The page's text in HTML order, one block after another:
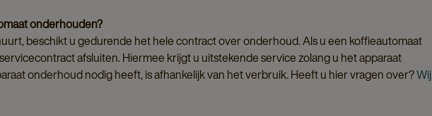
onderhouden?
beschikt u gedurende het hele contract over onderhoud. Als u een koffieautomaat
afsluiten. Hiermee krijgt u uitstekende service zolang u het apparaat
onderhoud nodig heeft, is afhankelijk van het verbruik. Heeft u hier vragen over?Wij